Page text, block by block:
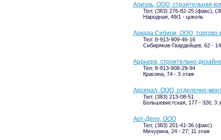
Ариэль, ООО, строительная
Тел: (383) 276-82-25 (факс),
Народная, 49/1 - цоколь
Аркада Сибири, ООО,
Тел: 8-913-909-46-16
Сибиряков-Гвардейцев, 62 -
Аррьера, строительно-
Тел: 8-913-908-29-94
Красина, 74 - 3 этаж
Арсенал, ООО, отделочно-
Тел: (383) 213-08-51
Большевистская, 177 - 326; 3
Арт-Депо, ООО
Тел: (383) 201-41-36 (факс)
Мичурина, 24 - 27; 11 этаж